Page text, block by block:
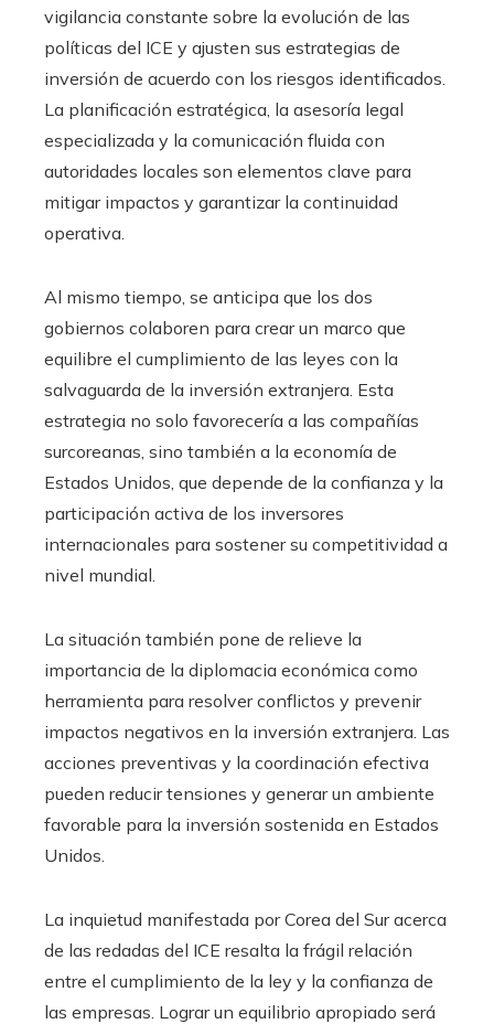
vigilancia constante sobre la evolución de las
políticas del ICE y ajusten sus estrategias de
inversión de acuerdo con los riesgos identificados.
La planificación estratégica, la asesoría legal
especializada y la comunicación fluida con
autoridades locales son elementos clave para
mitigar impactos y garantizar la continuidad
operativa.
Al mismo tiempo, se anticipa que los dos
gobiernos colaboren para crear un marco que
equilibre el cumplimiento de las leyes con la
salvaguarda de la inversión extranjera. Esta
estrategia no solo favorecería a las compañías
surcoreanas, sino también a la economía de
Estados Unidos, que depende de la confianza y la
participación activa de los inversores
internacionales para sostener su competitividad a
nivel mundial.
La situación también pone de relieve la
importancia de la diplomacia económica como
herramienta para resolver conflictos y prevenir
impactos negativos en la inversión extranjera. Las
acciones preventivas y la coordinación efectiva
pueden reducir tensiones y generar un ambiente
favorable para la inversión sostenida en Estados
Unidos.
La inquietud manifestada por Corea del Sur acerca
de las redadas del ICE resalta la frágil relación
entre el cumplimiento de la ley y la confianza de
las empresas. Lograr un equilibrio apropiado será